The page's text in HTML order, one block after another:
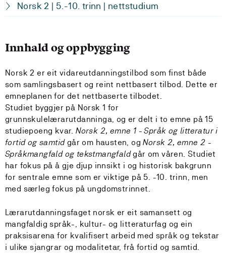
Norsk 2 | 5.-10. trinn | nettstudium
Innhald og oppbygging
Norsk 2 er eit vidareutdanningstilbod som finst både
som samlingsbasert og reint nettbasert tilbod. Dette er
emneplanen for det nettbaserte tilbodet.
Studiet byggjer på Norsk 1 for
grunnskulelærarutdanninga, og er delt i to emne på 15
studiepoeng kvar.Norsk 2, emne 1 - Språk og litteratur i
fortid og samtidgår om hausten, ogNorsk 2, emne 2 -
Språkmangfald og tekstmangfaldgår om våren. Studiet
har fokus på å gje djup innsikt i og historisk bakgrunn
for sentrale emne som er viktige på 5. -10. trinn, men
med særleg fokus på ungdomstrinnet.
Lærarutdanningsfaget norsk er eit samansett og
mangfaldig språk-, kultur- og litteraturfag og ein
praksisarena for kvalifisert arbeid med språk og tekstar
i ulike sjangrar og modalitetar, frå fortid og samtid.